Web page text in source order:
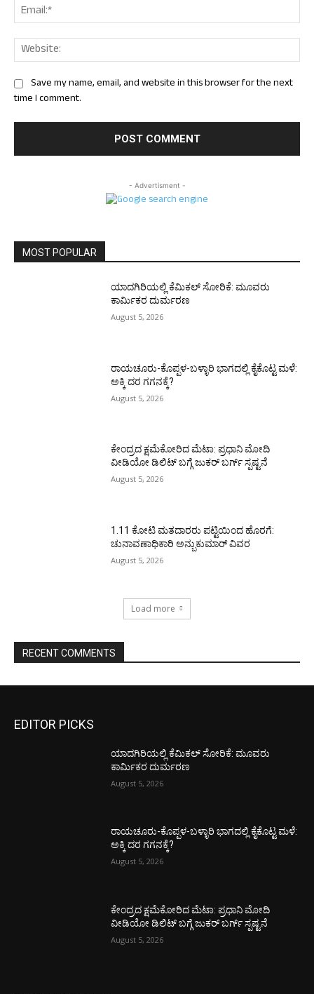
Save my name, email, and website in this browser for the next
time I comment.
- Advertisment -
MOST POPULAR
ಯಾದಗಿರಿಯಲ್ಲಿ ಕೆಮಿಕಲ್ ಸೋರಿಕೆ: ಮೂವರು
ಕಾರ್ಮಿಕರ ದುರ್ಮರಣ
August 5, 2026
ರಾಯಚೂರು-ಕೊಪ್ಪಳ-ಬಳ್ಳಾರಿ ಭಾಗದಲ್ಲಿ ಕೈಕೊಟ್ಟ ಮಳೆ:
ಅಕ್ಕಿ ದರ ಗಗನಕ್ಕೆ?
August 5, 2026
ಕೇಂದ್ರದ ಕ್ಷಮೆಕೋರಿದ ಮೆಟಾ: ಪ್ರಧಾನಿ ಮೋದಿ
ವೀಡಿಯೋ ಡಿಲಿಟ್ ಬಗ್ಗೆ ಜುಕರ್ ಬರ್ಗ್ ಸ್ಪಷ್ಟನೆ
August 5, 2026
1.11 ಕೋಟಿ ಮತದಾರರು ಪಟ್ಟಿಯಿಂದ ಹೊರಗೆ:
ಚುನಾವಣಾಧಿಕಾರಿ ಅನ್ಬುಕುಮಾರ್ ವಿವರ
August 5, 2026
Load more
RECENT COMMENTS
EDITOR PICKS
ಯಾದಗಿರಿಯಲ್ಲಿ ಕೆಮಿಕಲ್ ಸೋರಿಕೆ: ಮೂವರು
ಕಾರ್ಮಿಕರ ದುರ್ಮರಣ
August 5, 2026
ರಾಯಚೂರು-ಕೊಪ್ಪಳ-ಬಳ್ಳಾರಿ ಭಾಗದಲ್ಲಿ ಕೈಕೊಟ್ಟ ಮಳೆ:
ಅಕ್ಕಿ ದರ ಗಗನಕ್ಕೆ?
August 5, 2026
ಕೇಂದ್ರದ ಕ್ಷಮೆಕೋರಿದ ಮೆಟಾ: ಪ್ರಧಾನಿ ಮೋದಿ
ವೀಡಿಯೋ ಡಿಲಿಟ್ ಬಗ್ಗೆ ಜುಕರ್ ಬರ್ಗ್ ಸ್ಪಷ್ಟನೆ
August 5, 2026